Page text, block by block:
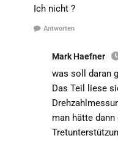
Ich nicht ?
Antworten
Mark Haefner
was soll daran
Das Teil liese
man hätte